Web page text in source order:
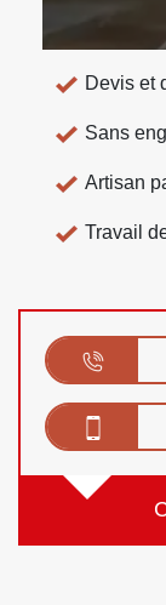
Devis et
Sans
Artisan
Travail